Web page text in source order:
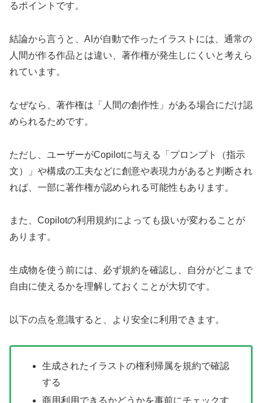
るポイントです。
結論から言うと、AIが自動で作ったイラストには、通常の
人間が作る作品とは違い、著作権が発生しにくいと考えら
れています。
なぜなら、著作権は「人間の創作性」がある場合にだけ認
められるためです。
ただし、ユーザーがCopilotに与える「プロンプト（指示
文）」や構成の工夫などに創意や表現力があると判断され
れば、一部に著作権が認められる可能性もあります。
また、Copilotの利用規約によっても扱いが変わることが
あります。
生成物を使う前には、必ず規約を確認し、自分がどこまで
自由に使えるかを理解しておくことが大切です。
以下の点を意識すると、より安全に利用できます。
生成されたイラストの権利帰属を規約で確認
する
商用利用できるかどうかを事前にチェックす